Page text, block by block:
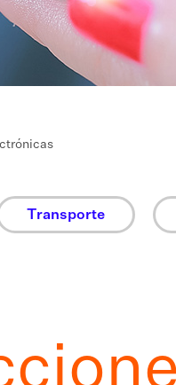
Transporte